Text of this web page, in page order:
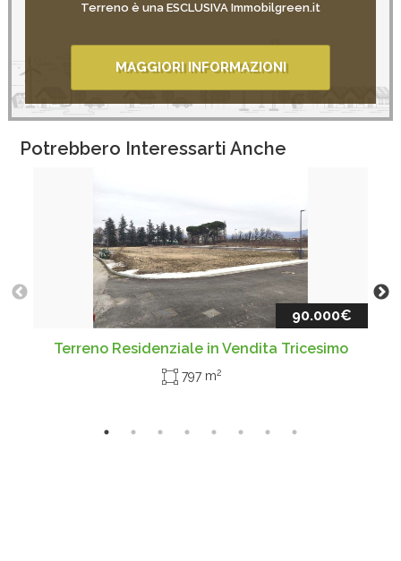
Terreno è una ESCLUSIVA Immobilgreen.it
MAGGIORI INFORMAZIONI
Potrebbero Interessarti Anche
90.000€
Terreno Residenziale in Vendita Tricesimo
797 m2